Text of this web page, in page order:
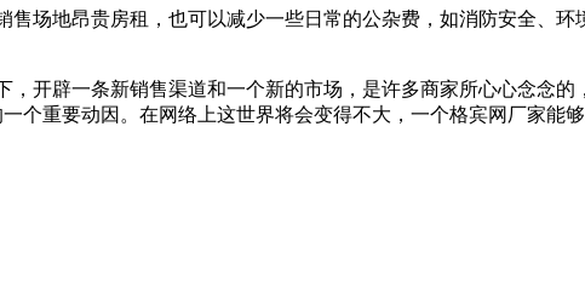
场地昂贵房租，也可以减少一些日常的公杂费，如消防安全、环
开辟一条新销售渠道和一个新的市场，是许多商家所心心念念的
个重要动因。在网络上这世界将会变得不大，一个格宾网厂家能